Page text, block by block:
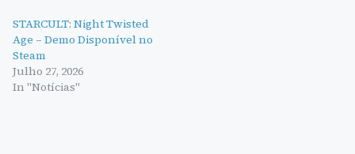
STARCULT: Night Twisted
Age – Demo Disponível no
Steam
Julho 27, 2026
In "Notícias"